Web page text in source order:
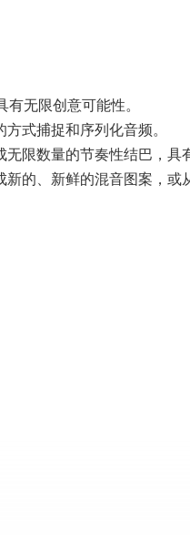
无限创意可能性。
式捕捉和序列化音频。
限数量的节奏性结巴，具
的、新鲜的混音图案，